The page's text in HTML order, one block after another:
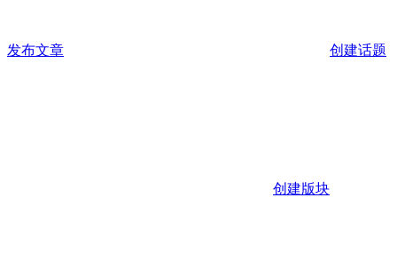
发布文章 创建话题
创建版块